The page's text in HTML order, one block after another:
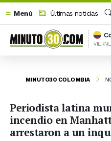
Menú
Últimas noticias
MINUTO30 COLOMBIA
Periodista latina
incendio en
arrestaron a un